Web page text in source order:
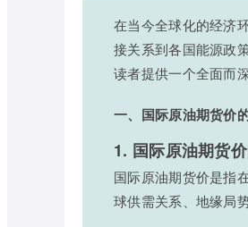
在当今全球化的经济
接关系到各国能源政
读者提供一个全面而
一、国际原油期货价
1. 国际原油期货
国际原油期货价是指
球供需关系、地缘局